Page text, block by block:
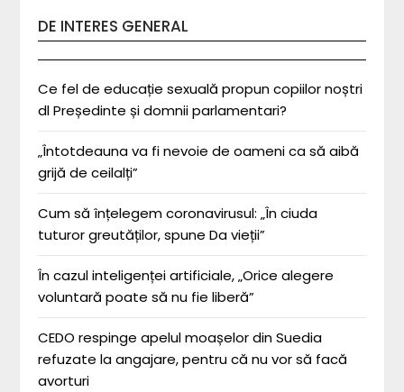
DE INTERES GENERAL
Ce fel de educație sexuală propun copiilor noștri
dl Președinte și domnii parlamentari?
„Întotdeauna va fi nevoie de oameni ca să aibă
grijă de ceilalți”
Cum să înțelegem coronavirusul: „În ciuda
tuturor greutăților, spune Da vieții”
În cazul inteligenței artificiale, „Orice alegere
voluntară poate să nu fie liberă”
CEDO respinge apelul moașelor din Suedia
refuzate la angajare, pentru că nu vor să facă
avorturi